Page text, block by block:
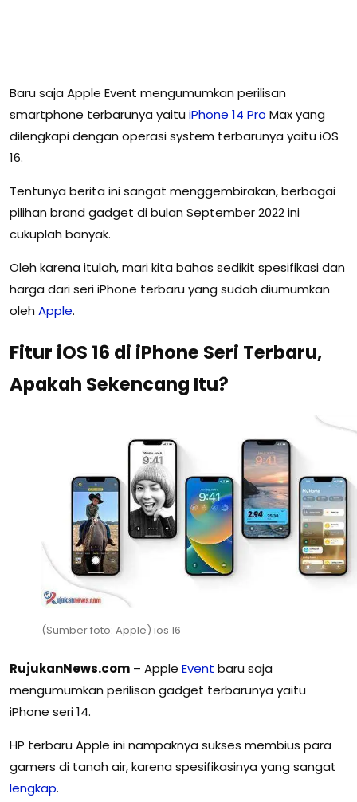
Baru saja Apple Event mengumumkan perilisan
smartphone terbarunya yaitu iPhone 14 Pro Max yang
dilengkapi dengan operasi system terbarunya yaitu iOS
16.
Tentunya berita ini sangat menggembirakan, berbagai
pilihan brand gadget di bulan September 2022 ini
cukuplah banyak.
Oleh karena itulah, mari kita bahas sedikit spesifikasi dan
harga dari seri iPhone terbaru yang sudah diumumkan
oleh Apple.
Fitur iOS 16 di iPhone Seri Terbaru,
Apakah Sekencang Itu?
(Sumber foto: Apple) ios 16
RujukanNews.com – Apple Event baru saja
mengumumkan perilisan gadget terbarunya yaitu
iPhone seri 14.
HP terbaru Apple ini nampaknya sukses membius para
gamers di tanah air, karena spesifikasinya yang sangat
lengkap.